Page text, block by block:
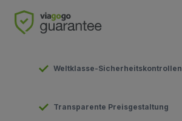
Weltklasse-Sicherheitskontrollen
Transparente Preisgestaltung